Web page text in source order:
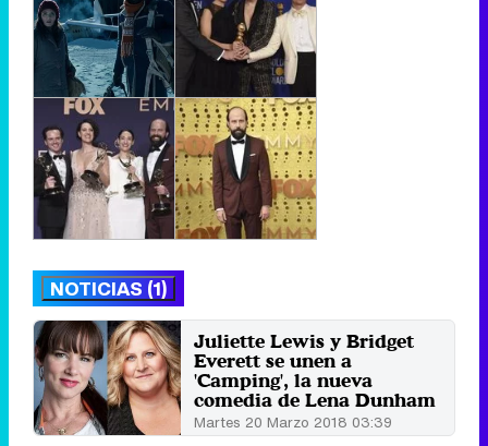
NOTICIAS (1)
Juliette Lewis y Bridget
Everett se unen a
'Camping', la nueva
comedia de Lena Dunham
Martes 20 Marzo 2018 03:39